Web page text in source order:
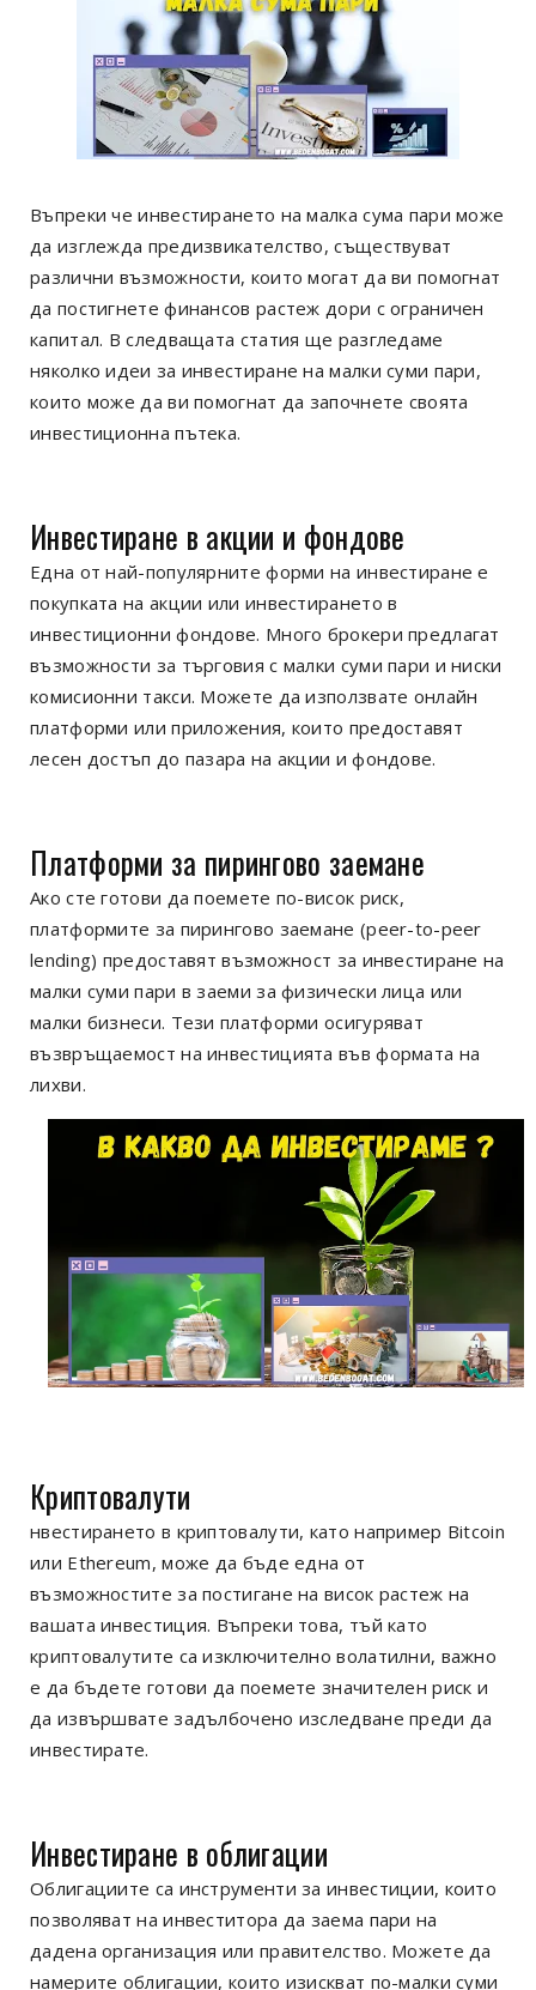
Въпреки че инвестирането на малка сума пари може
да изглежда предизвикателство, съществуват
различни възможности, които могат да ви помогнат
да постигнете финансов растеж дори с ограничен
капитал. В следващата статия ще разгледаме
няколко идеи за инвестиране на малки суми пари,
които може да ви помогнат да започнете своята
инвестиционна пътека.
Инвестиране в акции и фондове
Една от най-популярните форми на инвестиране е
покупката на акции или инвестирането в
инвестиционни фондове. Много брокери предлагат
възможности за търговия с малки суми пари и ниски
комисионни такси. Можете да използвате онлайн
платформи или приложения, които предоставят
лесен достъп до пазара на акции и фондове.
Платформи за пирингово заемане
Ако сте готови да поемете по-висок риск,
платформите за пирингово заемане (peer-to-peer
lending) предоставят възможност за инвестиране на
малки суми пари в заеми за физически лица или
малки бизнеси. Тези платформи осигуряват
възвръщаемост на инвестицията във формата на
лихви.
Криптовалути
нвестирането в криптовалути, като например Bitcoin
или Ethereum, може да бъде една от
възможностите за постигане на висок растеж на
вашата инвестиция. Въпреки това, тъй като
криптовалутите са изключително волатилни, важно
е да бъдете готови да поемете значителен риск и
да извършвате задълбочено изследване преди да
инвестирате.
Инвестиране в облигации
Облигациите са инструменти за инвестиции, които
позволяват на инвеститора да заема пари на
дадена организация или правителство. Можете да
намерите облигации, които изискват по-малки суми